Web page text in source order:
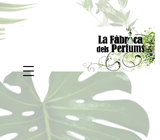
lafabricadelsperfums@gmail.com